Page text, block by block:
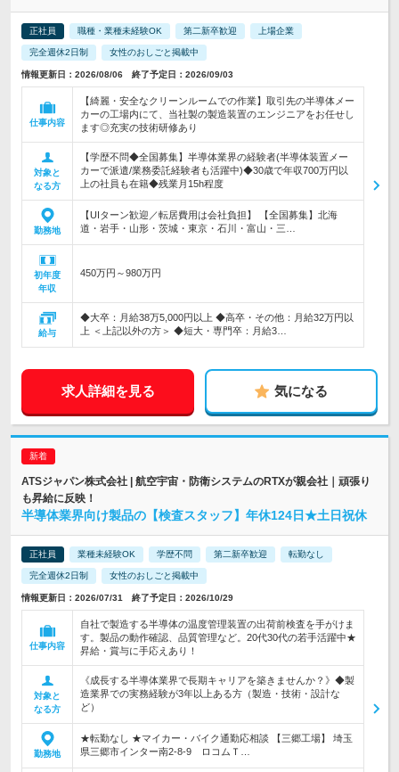
正社員 職種・業種未経験OK 第二新卒歓迎 上場企業
完全週休2日制 女性のおしごと掲載中
情報更新日：2026/08/06 終了予定日：2026/09/03
仕事内容
【綺麗・安全なクリーンルームでの作業】取引先の半導体メー
カーの工場内にて、当社製の製造装置のエンジニアをお任せし
ます◎充実の技術研修あり
対象と
なる方
【学歴不問◆全国募集】半導体業界の経験者(半導体装置メー
カーで派遣/業務委託経験者も活躍中)◆30歳で年収700万円以
上の社員も在籍◆残業月15h程度
勤務地
【UIターン歓迎／転居費用は会社負担】 【全国募集】北海
道・岩手・山形・茨城・東京・石川・富山・三…
初年度
年収
450万円～980万円
給与
◆大卒：月給38万5,000円以上 ◆高卒・その他：月給32万円以
上 ＜上記以外の方＞ ◆短大・専門卒：月給3…
求人詳細を見る 気になる
ATSジャパン株式会社 | 航空宇宙・防衛システムのRTXが親会社｜頑張り
も昇給に反映！
半導体業界向け製品の【検査スタッフ】年休124日★土日祝休
正社員 業種未経験OK 学歴不問 第二新卒歓迎 転勤なし
完全週休2日制 女性のおしごと掲載中
情報更新日：2026/07/31 終了予定日：2026/10/29
仕事内容
自社で製造する半導体の温度管理装置の出荷前検査を手がけま
す。製品の動作確認、品質管理など。20代30代の若手活躍中★
昇給・賞与に手応えあり！
対象と
なる方
《成長する半導体業界で長期キャリアを築きませんか？》◆製
造業界での実務経験が3年以上ある方（製造・技術・設計な
ど）
勤務地
★転勤なし ★マイカー・バイク通勤応相談 【三郷工場】 埼玉
県三郷市インター南2-8-9 ロコムＴ…